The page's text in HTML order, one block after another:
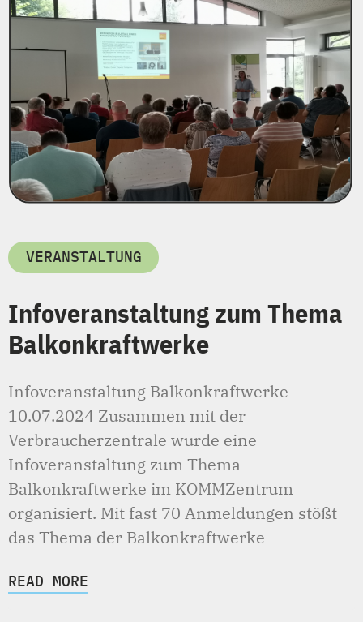
VERANSTALTUNG
Infoveranstaltung zum Thema
Balkonkraftwerke
Infoveranstaltung Balkonkraftwerke
10.07.2024 Zusammen mit der
Verbraucherzentrale wurde eine
Infoveranstaltung zum Thema
Balkonkraftwerke im KOMMZentrum
organisiert. Mit fast 70 Anmeldungen stößt
das Thema der Balkonkraftwerke
READ MORE